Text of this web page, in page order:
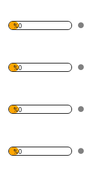
%0
%0
%0
%0